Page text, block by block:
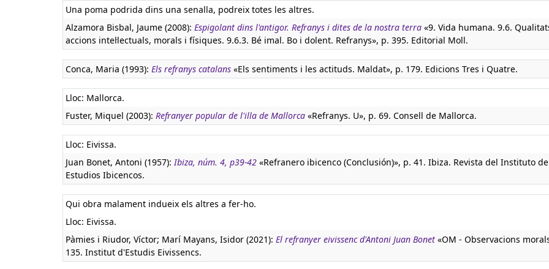
Una poma podrida dins una senalla, podreix totes les altres.
Alzamora Bisbal, Jaume (2008): Espigolant dins l'antigor. Refranys i dites de la nostra terra «9. Vida humana. 9.6.
accions intel·lectuals, morals i físiques. 9.6.3. Bé imal. Bo i dolent. Refranys», p. 395. Editorial Moll.
Conca, Maria (1993): Els refranys catalans «Els sentiments i les actituds. Maldat», p. 179. Edicions Tres i Quatre.
Lloc: Mallorca.
Fuster, Miquel (2003): Refranyer popular de l'illa de Mallorca «Refranys. U», p. 69. Consell de Mallorca.
Lloc: Eivissa.
Juan Bonet, Antoni (1957):Ibiza, núm. 4, p39-42 «Refranero ibicenco (Conclusión)», p. 41. Ibiza. Revista del Instituto de
Estudios Ibicencos.
Qui obra malament indueix els altres a fer-ho.
Lloc: Eivissa.
Pàmies i Riudor, Víctor; Marí Mayans, Isidor (2021): El refranyer eivissenc d'Antoni Juan Bonet «OM - Observacions
135. Institut d'Estudis Eivissencs.